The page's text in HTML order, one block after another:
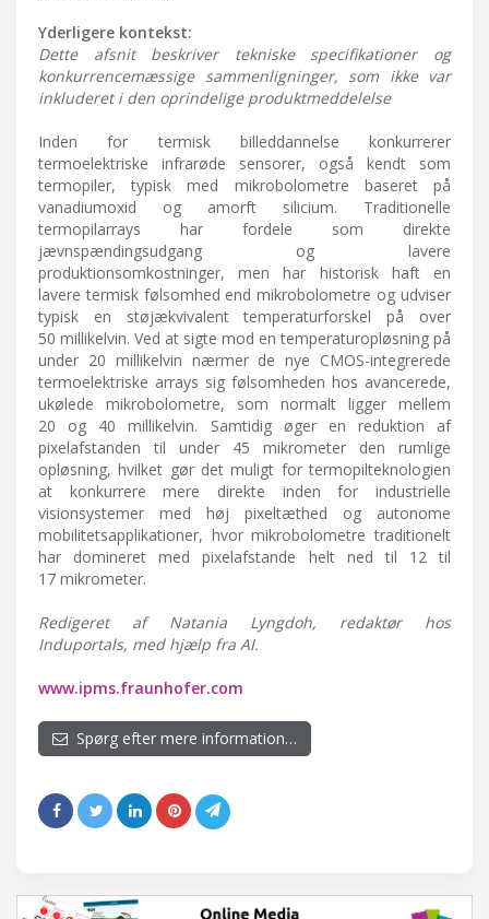
Yderligere kontekst:
Dette afsnit beskriver tekniske specifikationer og
konkurrencemæssige sammenligninger, som ikke var
inkluderet i den oprindelige produktmeddelelse
Inden for termisk billeddannelse konkurrerer
termoelektriske infrarøde sensorer, også kendt som
termopiler, typisk med mikrobolometre baseret på
vanadiumoxid og amorft silicium. Traditionelle
termopilarrays har fordele som direkte
jævnspændingsudgang og lavere
produktionsomkostninger, men har historisk haft en
lavere termisk følsomhed end mikrobolometre og udviser
typisk en støjækvivalent temperaturforskel på over
50 millikelvin. Ved at sigte mod en temperaturopløsning på
under 20 millikelvin nærmer de nye CMOS-integrerede
termoelektriske arrays sig følsomheden hos avancerede,
ukølede mikrobolometre, som normalt ligger mellem
20 og 40 millikelvin. Samtidig øger en reduktion af
pixelafstanden til under 45 mikrometer den rumlige
opløsning, hvilket gør det muligt for termopilteknologien
at konkurrere mere direkte inden for industrielle
visionsystemer med høj pixeltæthed og autonome
mobilitetsapplikationer, hvor mikrobolometre traditionelt
har domineret med pixelafstande helt ned til 12 til
17 mikrometer.
Redigeret af Natania Lyngdoh, redaktør hos
Induportals, med hjælp fra AI.
www.ipms.fraunhofer.com
Spørg efter mere information…